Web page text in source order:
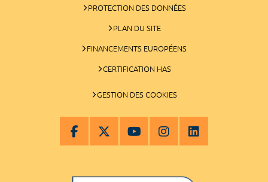
PROTECTION DES DONNÉES
PLAN DU SITE
FINANCEMENTS EUROPÉENS
CERTIFICATION HAS
GESTION DES COOKIES